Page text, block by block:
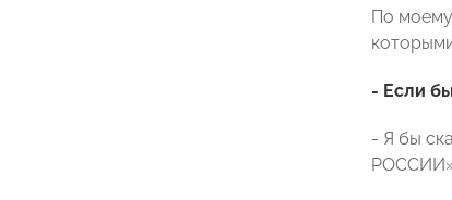
По
- Если
- Я бы
РОССИИ»